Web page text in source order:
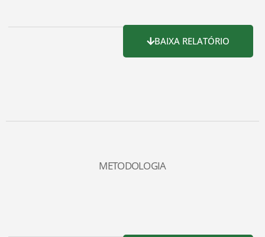
BAIXA RELATÓRIO
METODOLOGIA